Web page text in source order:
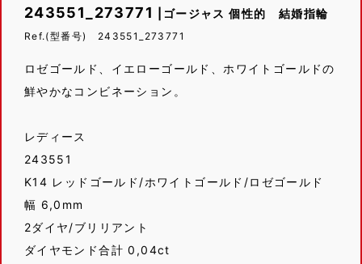
243551_273771 |ゴージャス 個性的 結婚指輪
Ref.(型番号) 243551_273771
ロゼゴールド、イエローゴールド、ホワイトゴールドの
鮮やかなコンビネーション。
レディース
243551
K14 レッドゴールド/ホワイトゴールド/ロゼゴールド
幅 6,0mm
2ダイヤ/ブリリアント
ダイヤモンド合計 0,04ct